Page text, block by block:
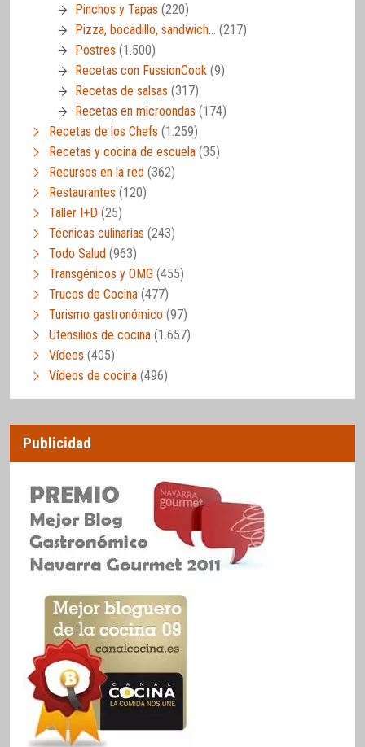
Pinchos y Tapas (220)
Pizza, bocadillo, sandwich… (217)
Postres (1.500)
Recetas con FussionCook (9)
Recetas de salsas (317)
Recetas en microondas (174)
Recetas de los Chefs (1.259)
Recetas y cocina de escuela (35)
Recursos en la red (362)
Restaurantes (120)
Taller I+D (25)
Técnicas culinarias (243)
Todo Salud (963)
Transgénicos y OMG (455)
Trucos de Cocina (477)
Turismo gastronómico (97)
Utensilios de cocina (1.657)
Vídeos (405)
Vídeos de cocina (496)
Publicidad